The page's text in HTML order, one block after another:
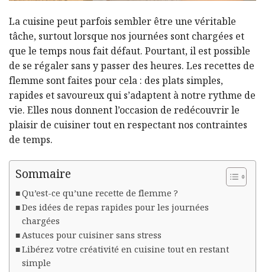
La cuisine peut parfois sembler être une véritable
tâche, surtout lorsque nos journées sont chargées et
que le temps nous fait défaut. Pourtant, il est possible
de se régaler sans y passer des heures. Les recettes de
flemme sont faites pour cela : des plats simples,
rapides et savoureux qui s’adaptent à notre rythme de
vie. Elles nous donnent l’occasion de redécouvrir le
plaisir de cuisiner tout en respectant nos contraintes
de temps.
Sommaire
Qu’est-ce qu’une recette de flemme ?
Des idées de repas rapides pour les journées
chargées
Astuces pour cuisiner sans stress
Libérez votre créativité en cuisine tout en restant
simple